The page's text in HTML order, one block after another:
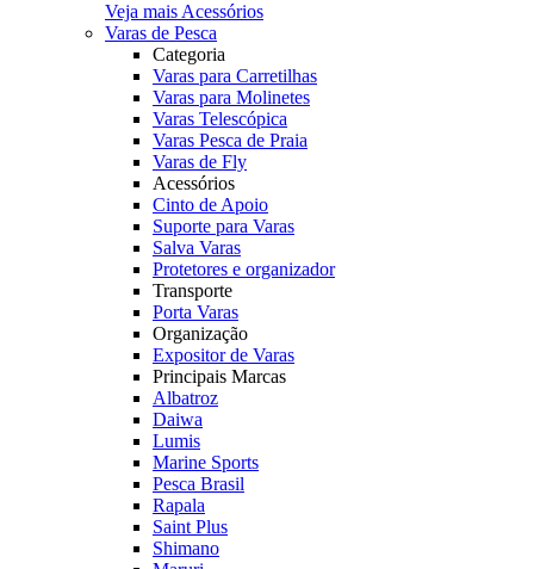
Veja mais Acessórios
Varas de Pesca
Categoria
Varas para Carretilhas
Varas para Molinetes
Varas Telescópica
Varas Pesca de Praia
Varas de Fly
Acessórios
Cinto de Apoio
Suporte para Varas
Salva Varas
Protetores e organizador
Transporte
Porta Varas
Organização
Expositor de Varas
Principais Marcas
Albatroz
Daiwa
Lumis
Marine Sports
Pesca Brasil
Rapala
Saint Plus
Shimano